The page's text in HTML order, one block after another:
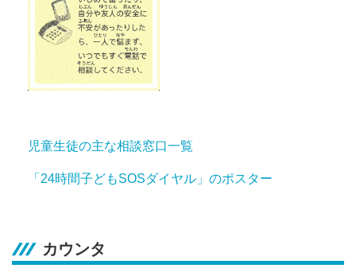
児童生徒の主な相談窓口一覧
「24時間子どもSOSダイヤル」のポスター
カウンタ